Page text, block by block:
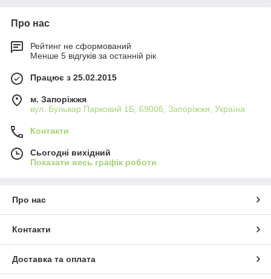
Про нас
Рейтинг не сформований
Менше 5 відгуків за останній рік
Працює з 25.02.2015
м. Запоріжжя
вул. Бульвар Парковий 1Б; 69006, Запоріжжя, Україна
Контакти
Сьогодні вихідний
Показати весь графік роботи
Про нас
Контакти
Доставка та оплата